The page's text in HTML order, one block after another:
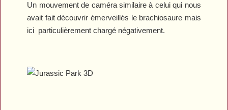
Un mouvement de caméra similaire à celui qui nous
avait fait découvrir émerveillés le brachiosaure mais
ici particulièrement chargé négativement.